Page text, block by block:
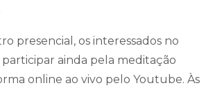
presencial, os interessados no
ainda pela meditação
online ao vivo pelo Youtube. Às